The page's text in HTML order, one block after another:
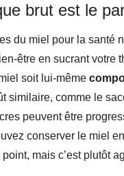
brut est le
du miel pour la santé
être en sucrant votre
soit lui-même
similaire, comme le
peuvent être
conserver le miel
mais c’est plutôt